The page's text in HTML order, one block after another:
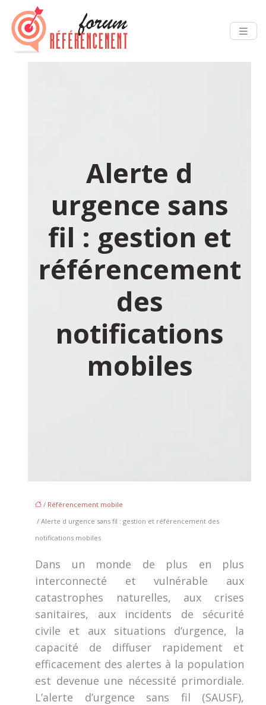
Alerte d
urgence sans
fil : gestion et
référencement
des
notifications
mobiles
/ Référencement mobile
/ Alerte d urgence sans fil : gestion et référencement des
notifications mobiles
Dans un monde de plus en plus
interconnecté et vulnérable aux
catastrophes naturelles, aux crises
sanitaires, aux incidents de sécurité
civile et aux situations d’urgence, la
capacité de diffuser rapidement et
efficacement des alertes à la population
est devenue une nécessité primordiale.
L’alerte d’urgence sans fil (SAUSF),